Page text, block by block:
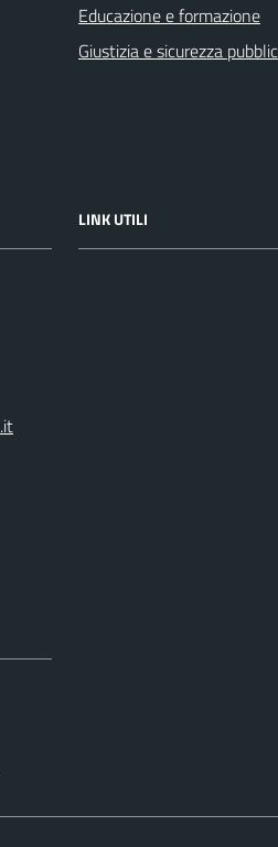
Educazione e formazione
Giustizia e sicurezza
LINK UTILI